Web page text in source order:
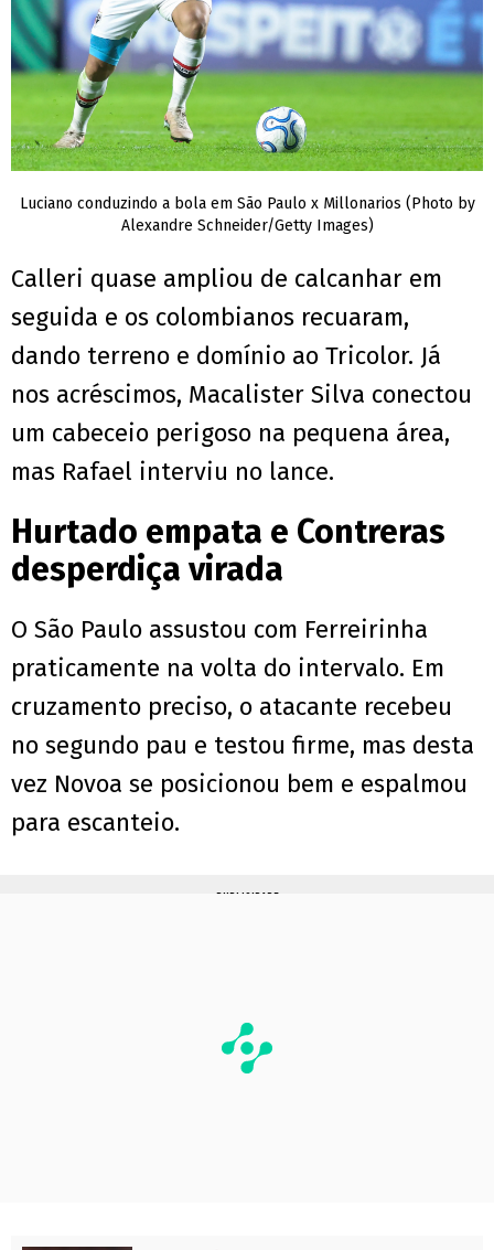
Luciano conduzindo a bola em São Paulo x Millonarios (Photo by
Alexandre Schneider/Getty Images)
Calleri quase ampliou de calcanhar em
seguida e os colombianos recuaram,
dando terreno e domínio ao Tricolor. Já
nos acréscimos, Macalister Silva conectou
um cabeceio perigoso na pequena área,
mas Rafael interviu no lance.
Hurtado empata e Contreras
desperdiça virada
O São Paulo assustou com Ferreirinha
praticamente na volta do intervalo. Em
cruzamento preciso, o atacante recebeu
no segundo pau e testou firme, mas desta
vez Novoa se posicionou bem e espalmou
para escanteio.
PUBLICIDADE